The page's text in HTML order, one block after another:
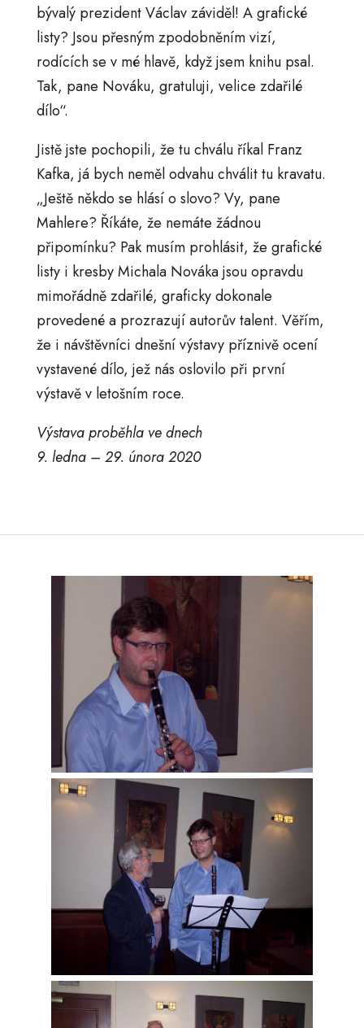
bývalý prezident Václav záviděl! A grafické
listy? Jsou přesným zpodobněním vizí,
rodících se v mé hlavě, když jsem knihu psal.
Tak, pane Nováku, gratuluji, velice zdařilé
dílo“.
Jistě jste pochopili, že tu chválu říkal Franz
Kafka, já bych neměl odvahu chválit tu kravatu.
„Ještě někdo se hlásí o slovo? Vy, pane
Mahlere? Říkáte, že nemáte žádnou
připomínku? Pak musím prohlásit, že grafické
listy i kresby Michala Nováka jsou opravdu
mimořádně zdařilé, graficky dokonale
provedené a prozrazují autorův talent. Věřím,
že i návštěvníci dnešní výstavy příznivě ocení
vystavené dílo, jež nás oslovilo při první
výstavě v letošním roce.
Výstava proběhla ve dnech
9. ledna – 29. února 2020